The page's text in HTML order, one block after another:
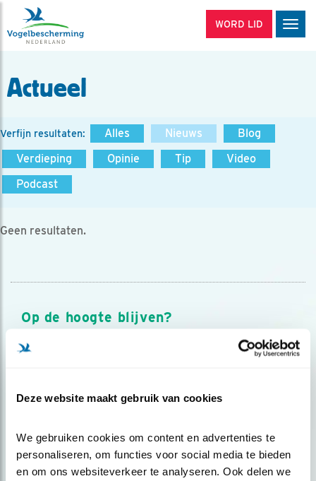
Deze website maakt gebruik van cookies
We gebruiken cookies om content en advertenties te
personaliseren, om functies voor social media te bieden
en om ons websiteverkeer te analyseren. Ook delen we
WORD LID
Actueel
Verfijn resultaten: Alles Nieuws
Blog
Verdieping
Opinie Tip
Video
Podcast
Geen resultaten.
Op de hoogte blijven?
Meld je aan en ontvang nieuws, inspiratie, acties en tips
over vogels en activiteiten van Vogelbescherming.